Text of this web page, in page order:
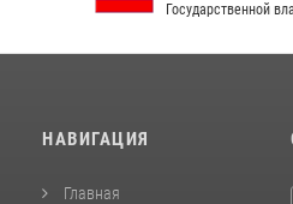
Государственной власти РФ
НАВИГАЦИЯ
Главная